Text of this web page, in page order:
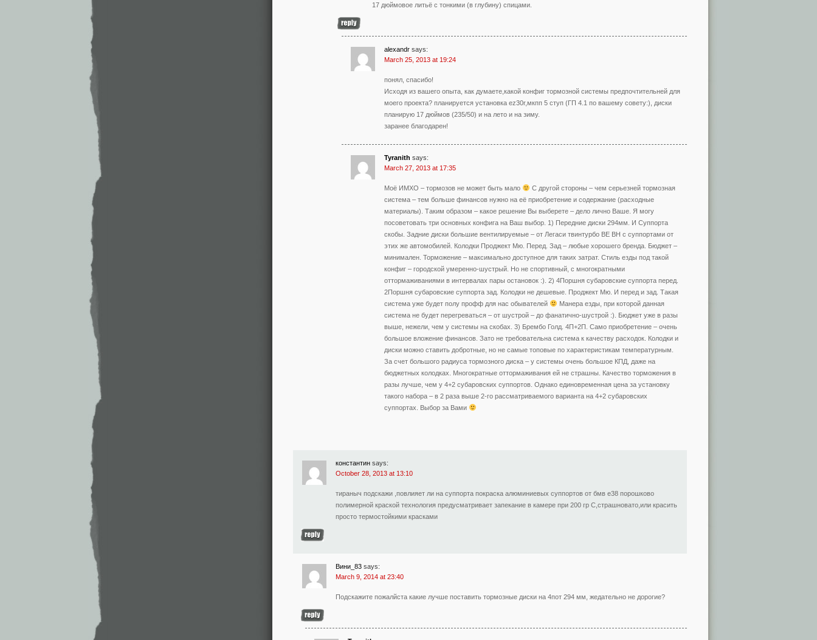
17 дюймовое литьё с тонкими (в глубину) спицами.
alexandr says:
March 25, 2013 at 19:24
понял, спасибо!
Исходя из вашего опыта, как думаете,какой конфиг тормозной системы предпочтительней для
моего проекта? планируется установка ez30r,мкпп 5 ступ (ГП 4.1 по вашему совету:), диски
планирую 17 дюймов (235/50) и на лето и на зиму.
заранее благодарен!
Tyranith says:
March 27, 2013 at 17:35
Моё ИМХО – тормозов не может быть мало
С другой стороны – чем серьезней тормозная
система – тем больше финансов нужно на её приобретение и содержание (расходные
материалы). Таким образом – какое решение Вы выберете – дело лично Ваше. Я могу
посоветовать три основных конфига на Ваш выбор. 1) Передние диски 294мм. И Суппорта
скобы. Задние диски большие вентилируемые – от Легаси твинтурбо BE BH с суппортами от
этих же автомобилей. Колодки Проджект Мю. Перед. Зад – любые хорошего бренда. Бюджет –
минимален. Торможение – максимально доступное для таких затрат. Стиль езды под такой
конфиг – городской умеренно-шустрый. Но не спортивный, с многократными
оттормаживаниями в интервалах пары остановок :). 2) 4Поршня субаровские суппорта перед.
2Поршня субаровские суппорта зад. Колодки не дешевые. Проджект Мю. И перед и зад. Такая
система уже будет полу профф для нас обывателей
Манера езды, при которой данная
система не будет перегреваться – от шустрой – до фанатично-шустрой :). Бюджет уже в разы
выше, нежели, чем у системы на скобах. 3) Брембо Голд. 4П+2П. Само приобретение – очень
большое вложение финансов. Зато не требовательна система к качеству расходок. Колодки и
диски можно ставить добротные, но не самые топовые по характеристикам температурным.
За счет большого радиуса тормозного диска – у системы очень большое КПД, даже на
бюджетных колодках. Многократные оттормаживания ей не страшны. Качество торможения в
разы лучше, чем у 4+2 субаровских суппортов. Однако единовременная цена за установку
такого набора – в 2 раза выше 2-го рассматриваемого варианта на 4+2 субаровских
суппортах. Выбор за Вами
константин says:
October 28, 2013 at 13:10
тираныч подскажи ,повлияет ли на суппорта покраска алюминиевых суппортов от бмв е38 порошково
полимерной краской технология предусматривает запекание в камере при 200 гр С,страшновато,или красить
просто термостойкими красками
Вини_83 says:
March 9, 2014 at 23:40
Подскажите пожалйста какие лучше поставить тормозные диски на 4пот 294 мм, жедательно не дорогие?